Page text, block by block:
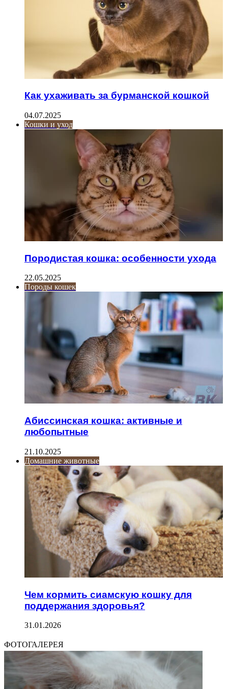
Как ухаживать за бурманской кошкой
04.07.2025
Кошки и уход
Породистая кошка: особенности ухода
22.05.2025
Породы кошек
Абиссинская кошка: активные и
любопытные
21.10.2025
Домашние животные
Чем кормить сиамскую кошку для
поддержания здоровья?
31.01.2026
ФОТОГАЛЕРЕЯ